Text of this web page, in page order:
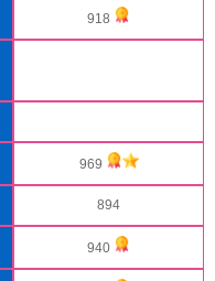
918
969
894
940